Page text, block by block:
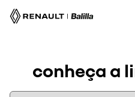
conheça a